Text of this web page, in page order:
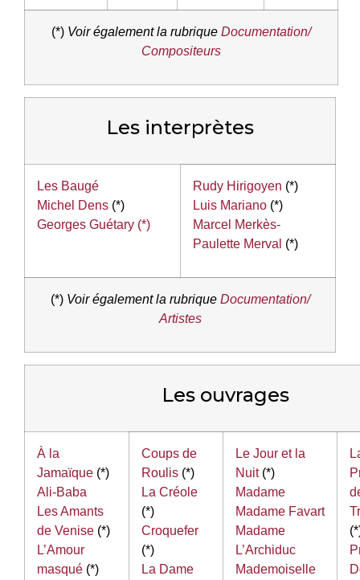
(*) Voir également la rubrique Documentation/
Compositeurs
Les interprètes
Les Baugé
Michel Dens (*)
Georges Guétary (*)
Rudy Hirigoyen (*)
Luis Mariano (*)
Marcel Merkès-
Paulette Merval (*)
(*) Voir également la rubrique Documentation/
Artistes
Les ouvrages
À la
Jamaïque (*)
Ali-Baba
Les Amants
de Venise (*)
L’Amour
masqué (*)
Coups de
Roulis (*)
La Créole
(*)
Croquefer
(*)
La Dame
Le Jour et la
Nuit(*)
Madame
Madame Favart
Madame
L’Archiduc
Mademoiselle